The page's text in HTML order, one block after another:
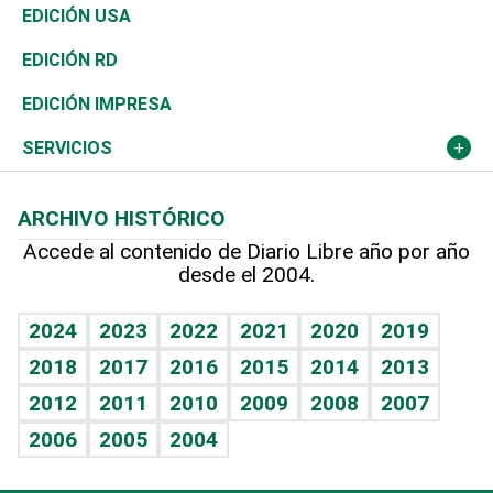
Reportajes
África
Ocenanía
Caribe
Resto del mundo
Vivienda
Telecom.
Global y variable
Economía personal
Buena Vida
Sociales
Novedades
Podcast Arte Libre
Hablando con el pediatra
Vida y familia
Eñe
Celebrando la vida
Sin complejos
Ciclismo
Tenis
Olimpismo
Más deportes
Línea de hit
TBT Deportivo
En Directo
El Espía
Noticiero Poteleche
Columnistas
Más firmas
Tecnología
Historia
Martes de tecnología
Cambio climático
Economía
Revista
Deportes
Opinión
Hecho en casa
Guía del dinero
EDICIÓN USA
EDICIÓN RD
EDICIÓN IMPRESA
SERVICIOS
Cumpleaños
Horóscopos
Crucigramas
ARCHIVO HISTÓRICO
Accede al contenido de Diario Libre año por año
desde el 2004.
2024 2023 2022 2021 2020
2019
2018
2017 2016 2015 2014
2013
2012
2011 2010 2009 2008
2007
2006
2005 2004